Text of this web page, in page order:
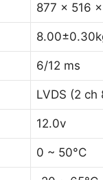
877 x 516
6/12 ms
LVDS (2
12.0v
0 ~ 50°C